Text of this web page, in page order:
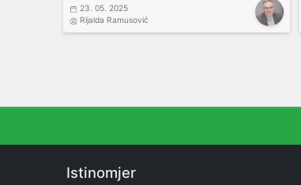
23. 05. 2025
Rijalda Ramusović
Istinomjer